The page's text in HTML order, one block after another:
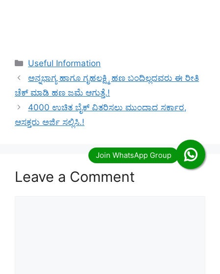
Categories
Useful Information
ಅನ್ನಭಾಗ್ಯ ಹಾಗೂ ಗೃಹಲಕ್ಷ್ಮಿ ಹಣ ಬಂದಿಲ್ಲದವರು ಈ ರೀತಿ
ಚೆಕ್ ಮಾಡಿ ಹಣ ಜಮೆ ಆಗುತ್ತೆ.!
4000 ಉಚಿತ ಬೈಕ್ ವಿತರಿಸಲು ಮುಂದಾದ ಸರ್ಕಾರ,
ಆಸಕ್ತರು ಅರ್ಜಿ ಸಲ್ಲಿಸಿ.!
Leave a Comment